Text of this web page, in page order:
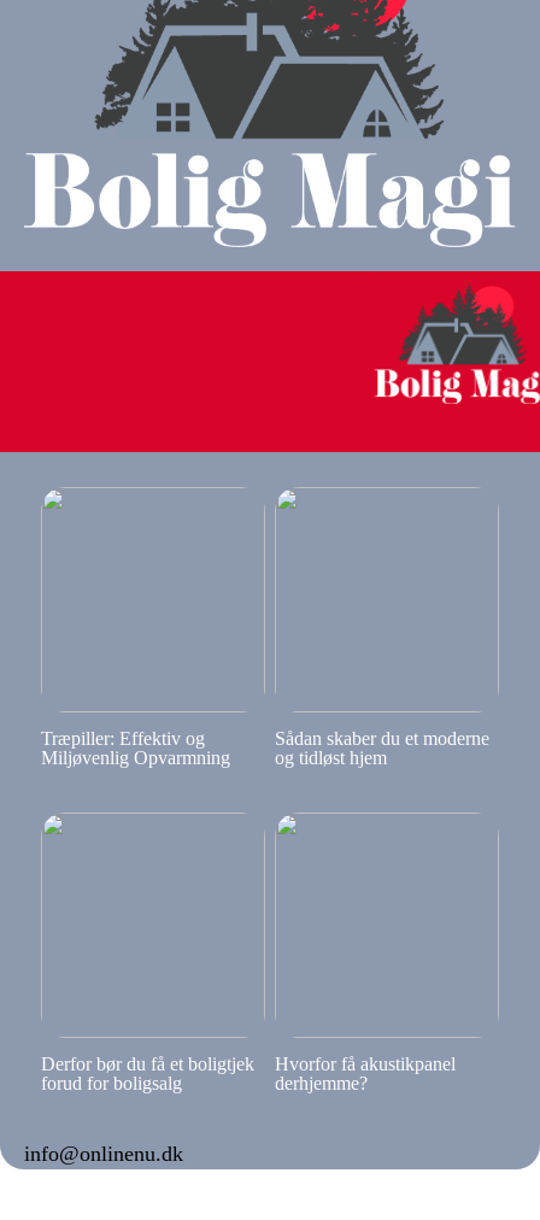
Træpiller: Effektiv og
Miljøvenlig Opvarmning
Sådan skaber du et moderne
og tidløst hjem
Derfor bør du få et boligtjek
forud for boligsalg
Hvorfor få akustikpanel
derhjemme?
info@onlinenu.dk